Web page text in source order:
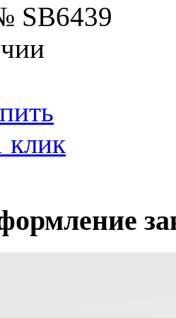
SB6439
клик